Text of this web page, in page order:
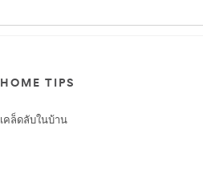
HOME TIPS
เคล็ดลับในบ้าน